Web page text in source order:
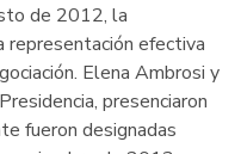
de 2012, la
representación efectiva
Elena Ambrosi y
presenciaron
fueron designadas